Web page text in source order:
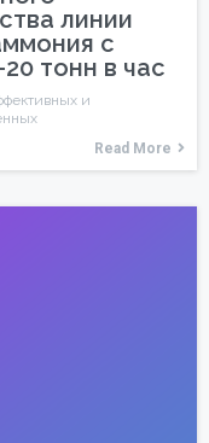
линии
с
тонн в час
и
Read More